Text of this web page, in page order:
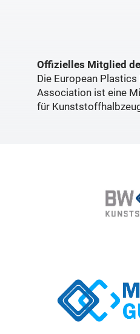
Offizielles Mitglied
Die European
Association ist eine
für